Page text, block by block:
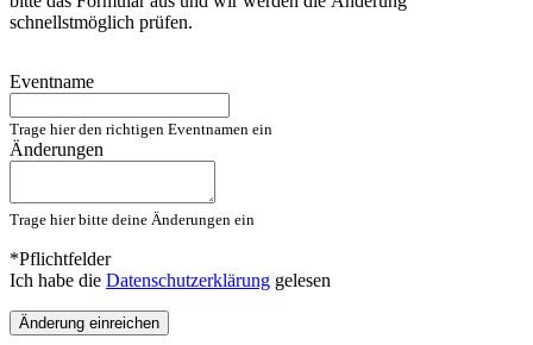
schnellstmöglich prüfen.
Eventname
Trage hier den richtigen Eventnamen ein
Änderungen
Trage hier bitte deine Änderungen ein
*Pflichtfelder
Ich habe die Datenschutzerklärung gelesen
Änderung einreichen